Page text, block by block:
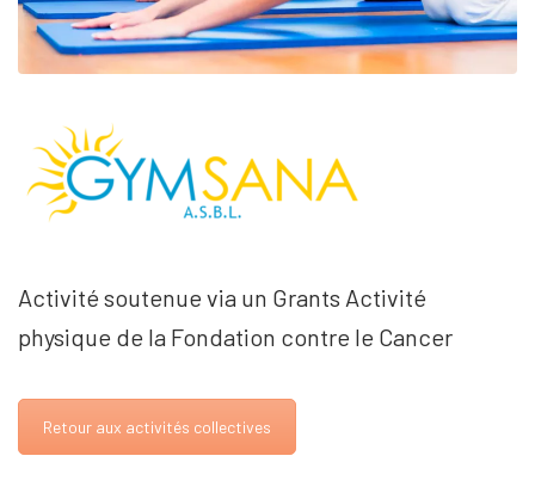
Activité soutenue via un Grants Activité
physique de la Fondation contre le Cancer
Retour aux activités collectives